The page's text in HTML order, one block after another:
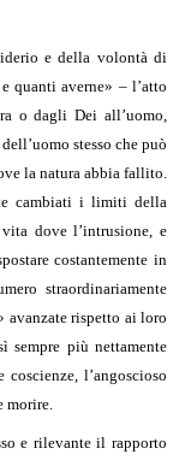
e della volontà di
quanti averne» – l’atto
o dagli Dei all’uomo,
stesso che può
la natura abbia fallito.
cambiati i limiti della
dove l’intrusione, e
costantemente in
straordinariamente
avanzate rispetto ai loro
sempre più nettamente
coscienze, l’angoscioso
morire.
e rilevante il rapporto